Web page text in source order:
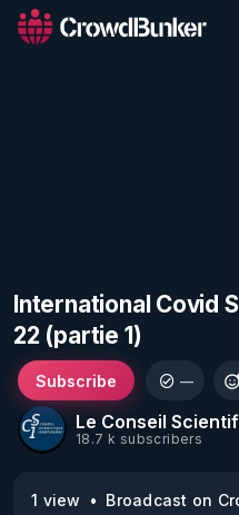
International Covid
22 (partie 1)
Le Conseil
18.7 k subscribers
Subscribe —
1 view
Broadcast on